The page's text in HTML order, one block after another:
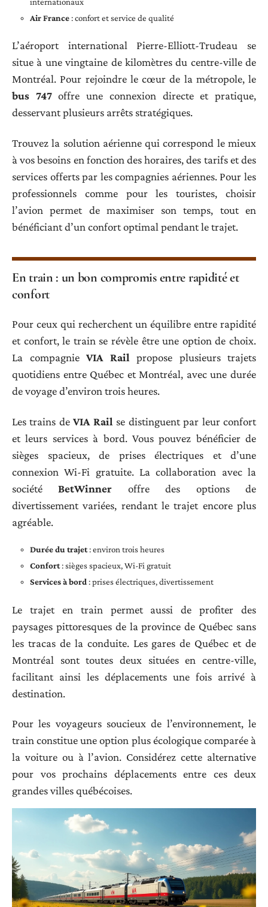
Air France: confort et service de qualité
L’aéroport international Pierre-Elliott-Trudeau se
situe à une vingtaine de kilomètres du centre-ville de
Montréal. Pour rejoindre le cœur de la métropole, le
bus 747offre une connexion directe et pratique,
desservant plusieurs arrêts stratégiques.
Trouvez la solution aérienne qui correspond le mieux
à vos besoins en fonction des horaires, des tarifs et des
services offerts par les compagnies aériennes. Pour les
professionnels comme pour les touristes, choisir
l’avion permet de maximiser son temps, tout en
bénéficiant d’un confort optimal pendant le trajet.
En train : un bon compromis entre rapidité et
confort
Pour ceux qui recherchent un équilibre entre rapidité
et confort, le train se révèle être une option de choix.
La compagnie VIA Rail propose plusieurs trajets
quotidiens entre Québec et Montréal, avec une durée
de voyage d’environ trois heures.
Les trains deVIA Rail se distinguent par leur confort
et leurs services à bord. Vous pouvez bénéficier de
sièges spacieux, de prises électriques et d’une
connexion Wi-Fi gratuite. La collaboration avec la
sociétéBetWinner offre des options de
divertissement variées, rendant le trajet encore plus
agréable.
Durée du trajet: environ trois heures
Confort: sièges spacieux, Wi-Fi gratuit
Services à bord: prises électriques, divertissement
Le trajet en train permet aussi de profiter des
paysages pittoresques de la province de Québec sans
les tracas de la conduite. Les gares de Québec et de
Montréal sont toutes deux situées en centre-ville,
facilitant ainsi les déplacements une fois arrivé à
destination.
Pour les voyageurs soucieux de l’environnement, le
train constitue une option plus écologique comparée à
la voiture ou à l’avion. Considérez cette alternative
pour vos prochains déplacements entre ces deux
grandes villes québécoises.